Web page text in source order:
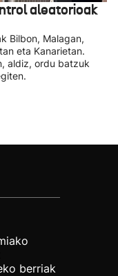
aleatorioak
Bilbon, Malagan,
eta Kanarietan.
aldiz, ordu batzuk
berriak